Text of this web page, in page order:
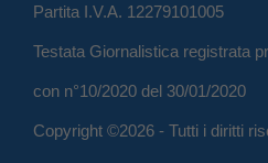
Partita I.V.A. 12279101005
Testata Giornalistica registrata
con n°10/2020 del 30/01/2020
Copyright ©2026 - Tutti i diritti